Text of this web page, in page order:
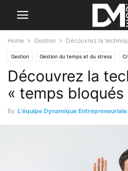
Home Gestion Découvrez la
Gestion Gestion du temps et du stress
Découvrez la
« temps bloqués
By L'équipe Dynamique Entrepreneuriale